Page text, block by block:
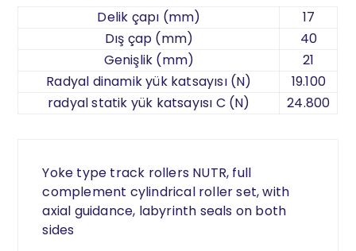
Delik çapı (mm)
17
Dış çap (mm)
40
Genişlik (mm)
21
Radyal dinamik yük katsayısı (N)
19.100
radyal statik yük katsayısı C (N)
24.800
Yoke type track rollers NUTR, full
complement cylindrical roller set, with
axial guidance, labyrinth seals on both
sides